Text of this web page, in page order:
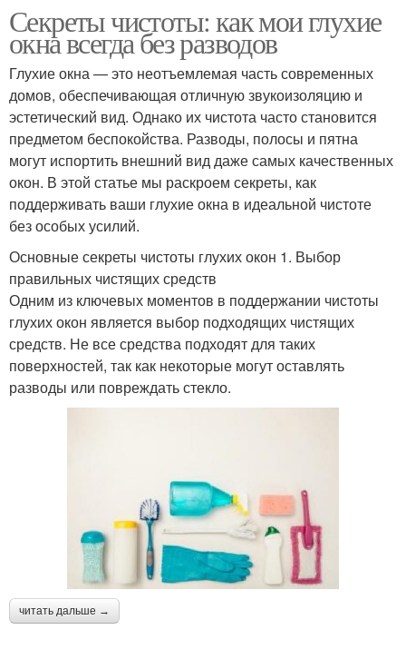
Секреты чистоты: как мои глухие
окна всегда без разводов
Глухие окна — это неотъемлемая часть современных
домов, обеспечивающая отличную звукоизоляцию и
эстетический вид. Однако их чистота часто становится
предметом беспокойства. Разводы, полосы и пятна
могут испортить внешний вид даже самых качественных
окон. В этой статье мы раскроем секреты, как
поддерживать ваши глухие окна в идеальной чистоте
без особых усилий.
Основные секреты чистоты глухих окон 1. Выбор
правильных чистящих средств
Одним из ключевых моментов в поддержании чистоты
глухих окон является выбор подходящих чистящих
средств. Не все средства подходят для таких
поверхностей, так как некоторые могут оставлять
разводы или повреждать стекло.
читать дальше →